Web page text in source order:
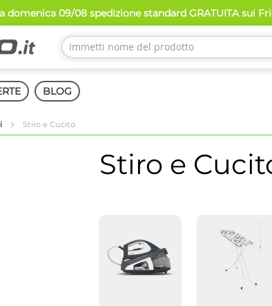
domenica 09/08 spedizione standard GRATUITA sui
BLOG
Stiro e Cucito
Stiro e